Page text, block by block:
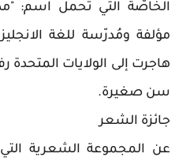
الخاصّة التي تحمل اسم:
مؤلفة ومُدرّسة للغة
هاجرت إلى الولايات المتحدة
سن صغيرة.
جائزة الشعر
عن المجموعة الشعرية